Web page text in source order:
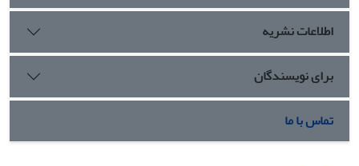
اطلاعات نشریه
برای نویسندگان
تماس با ما